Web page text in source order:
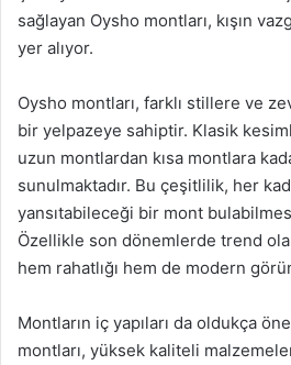
sağlayan Oysho montları, kışın
yer alıyor.
Oysho montları, farklı stillere ve
bir yelpazeye sahiptir. Klasik
uzun montlardan kısa montlara
sunulmaktadır. Bu çeşitlilik, her
yansıtabileceği bir mont
Özellikle son dönemlerde trend
hem rahatlığı hem de modern
Montların iç yapıları da oldukça
montları, yüksek kaliteli